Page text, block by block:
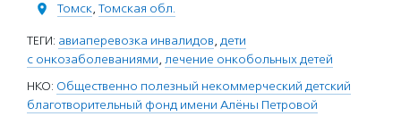
Томск, Томская обл.
ТЕГИ: авиаперевозка инвалидов, дети
с онкозаболеваниями, лечение онкобольных детей
НКО: Общественно полезный некоммерческий детский
благотворительный фонд имени Алёны Петровой